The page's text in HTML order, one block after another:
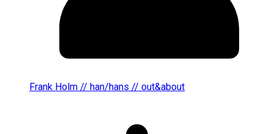
Frank Holm // han/hans // out&about